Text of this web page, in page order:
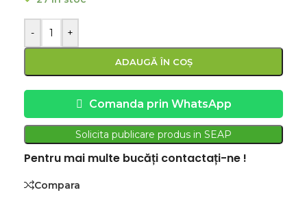
- +
ADAUGĂ ÎN COȘ
Comanda prin WhatsApp
Solicita publicare produs in SEAP
Pentru mai multe bucăți contactați-ne !
Compara